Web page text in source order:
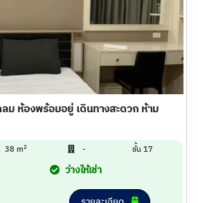
ม ห้องพร้อมอยู่ เดินทางสะดวก ห้าม
38 m2 - ชั้น 17
ว่างให้เช่า